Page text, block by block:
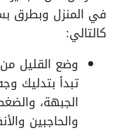
في المنزل وبطرق
كالتالي:
وضع القليل
تبدأ بتدليك
الجبهة،
والحاجبين